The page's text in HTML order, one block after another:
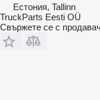
Естония, Tallinn
TruckParts Eesti OÜ
Свържете се с